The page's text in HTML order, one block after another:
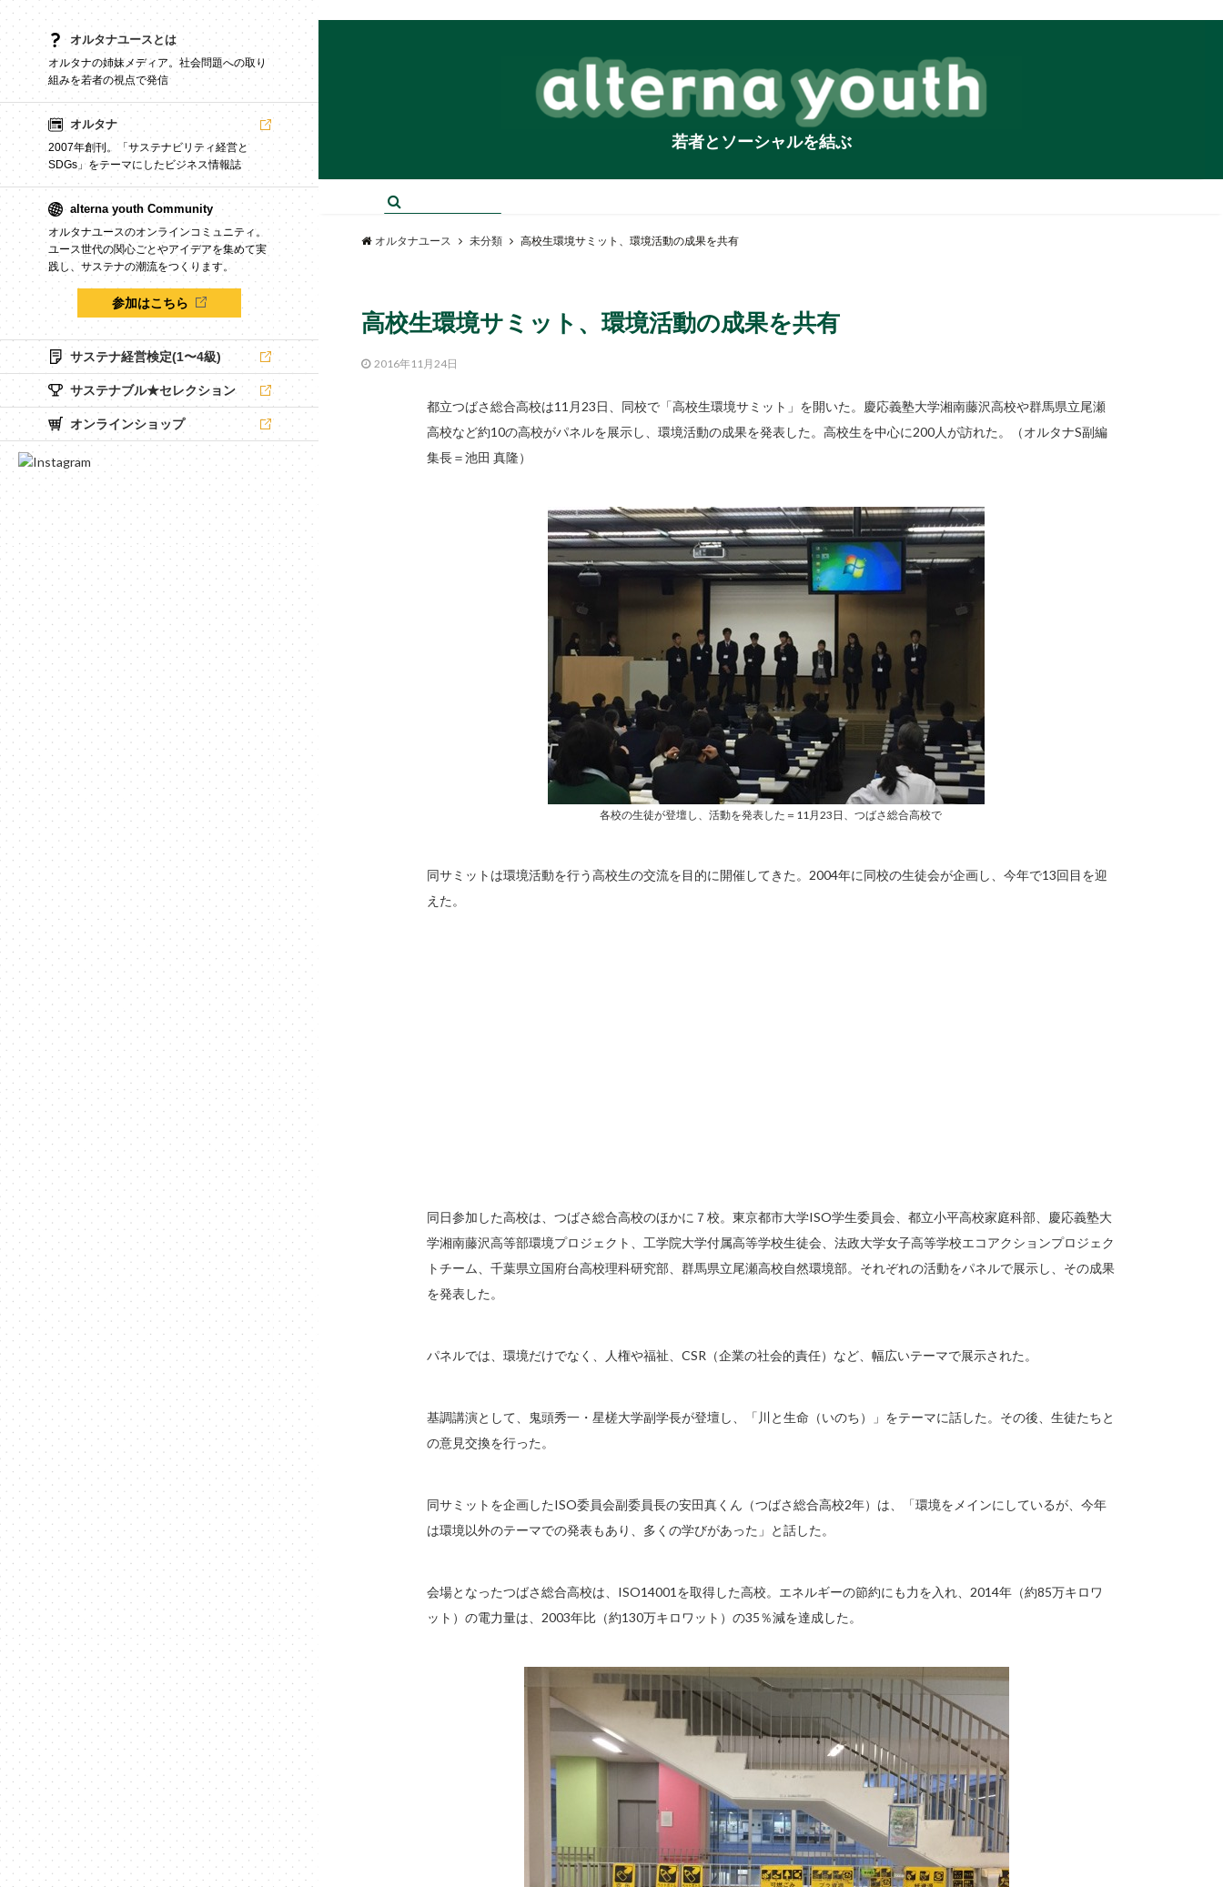
オルタナユースとは
オルタナの姉妹メディア。社会問題への取り
組みを若者の視点で発信
オルタナ
2007年創刊。「サステナビリティ経営と
SDGs」をテーマにしたビジネス情報誌
alterna youth Community
オルタナユースのオンラインコミュニティ。
ユース世代の関心ごとやアイデアを集めて実
践し、サステナの潮流をつくります。
参加はこちら
サステナ経営検定(1〜4級)
サステナブル★セレクション
オンラインショップ
若者とソーシャルを結ぶ
オルタナユース 未分類 高校生環境サミット、環境活動の成果を共有
高校生環境サミット、環境活動の成果を共有
2016年11月24日
都立つばさ総合高校は11月23日、同校で「高校生環境サミット」を開いた。慶応義塾大学湘南藤沢高校や群馬県立尾瀬
高校など約10の高校がパネルを展示し、環境活動の成果を発表した。高校生を中心に200人が訪れた。（オルタナS副編
集長＝池田 真隆）
各校の生徒が登壇し、活動を発表した＝11月23日、つばさ総合高校で
同サミットは環境活動を行う高校生の交流を目的に開催してきた。2004年に同校の生徒会が企画し、今年で13回目を迎
えた。
同日参加した高校は、つばさ総合高校のほかに７校。東京都市大学ISO学生委員会、都立小平高校家庭科部、慶応義塾大
学湘南藤沢高等部環境プロジェクト、工学院大学付属高等学校生徒会、法政大学女子高等学校エコアクションプロジェク
トチーム、千葉県立国府台高校理科研究部、群馬県立尾瀬高校自然環境部。それぞれの活動をパネルで展示し、その成果
を発表した。
パネルでは、環境だけでなく、人権や福祉、CSR（企業の社会的責任）など、幅広いテーマで展示された。
基調講演として、鬼頭秀一・星槎大学副学長が登壇し、「川と生命（いのち）」をテーマに話した。その後、生徒たちと
の意見交換を行った。
同サミットを企画したISO委員会副委員長の安田真くん（つばさ総合高校2年）は、「環境をメインにしているが、今年
は環境以外のテーマでの発表もあり、多くの学びがあった」と話した。
会場となったつばさ総合高校は、ISO14001を取得した高校。エネルギーの節約にも力を入れ、2014年（約85万キロワ
ット）の電力量は、2003年比（約130万キロワット）の35％減を達成した。